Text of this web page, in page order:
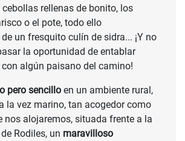
rellenas de bonito, los
o el pote, todo ello
un fresquito culín de sidra... ¡Y no
la oportunidad de entablar
algún paisano del camino!
pero sencillo en un ambiente rural,
la vez marino, tan acogedor como
nos alojaremos, situada frente a la
Rodiles, un maravilloso